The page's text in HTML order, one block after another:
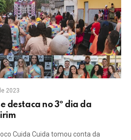
2023
destaca no 3º dia da
Cuida Cuida tomou conta da